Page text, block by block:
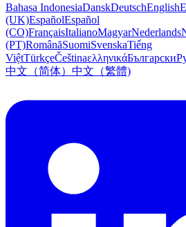
Bahasa IndonesiaDanskDeutschEnglish
(UK)EspañolEspañol
(CO)FrançaisItalianoMagyarNederlands
(PT)RomânăSuomiSvenskaTiếng
ViệtTürkçeČeštinaελληνικάБългарски
中文（简体） 中文（繁體)